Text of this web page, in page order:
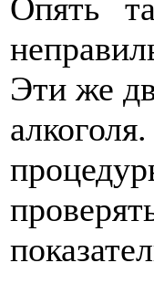
Опять
Эти же